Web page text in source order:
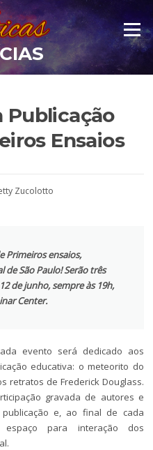
Menu
Publicação
Ensaios
Zucolotto
Primeiros ensaios,
de São Paulo! Serão três
de junho, sempre às 19h,
Center.
evento será dedicado aos
educativa: o meteorito do
retratos de Frederick Douglass.
gravada de autores e
e, ao final de cada
para interação dos